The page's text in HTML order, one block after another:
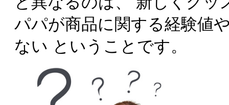
パパが商品に関する経験値
ない ということです。